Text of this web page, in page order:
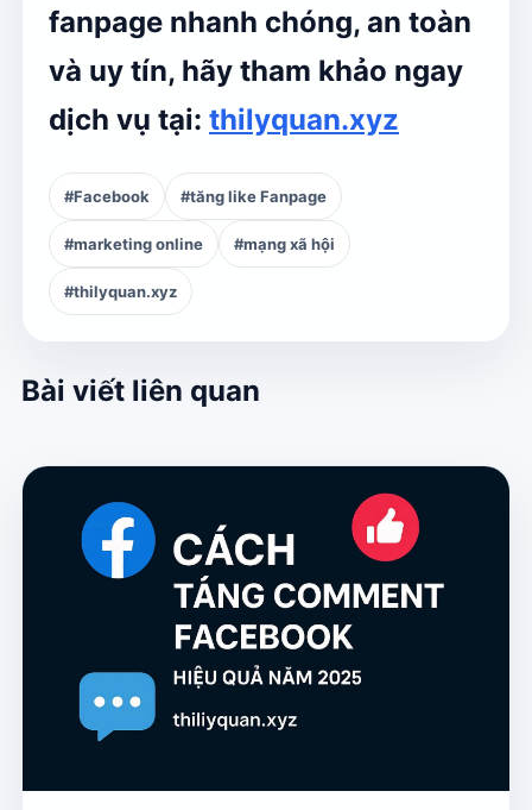
fanpage nhanh chóng, an toàn
và uy tín, hãy tham khảo ngay
dịch vụ tại: thilyquan.xyz
#Facebook #tăng like Fanpage
#marketing online #mạng xã hội
#thilyquan.xyz
Bài viết liên quan